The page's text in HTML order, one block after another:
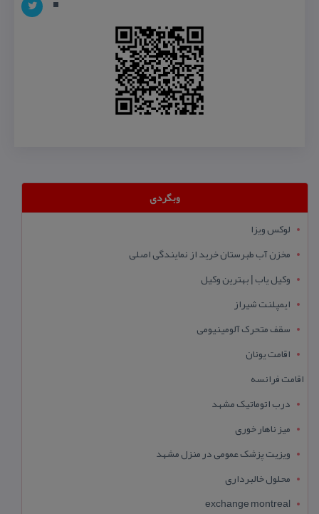
وبگردی
لوکس ویزا
مخزن آب طبرستان خرید از نمایندگی اصلی
وکیل یاب | بهترین وکیل
ایمپلنت شیراز
سقف متحرک آلومینیومی
اقامت یونان
اقامت فرانسه
درب اتوماتیک مشهد
میز ناهار خوری
ویزیت پزشک عمومی در منزل مشهد
محلول خالبرداری
exchange montreal